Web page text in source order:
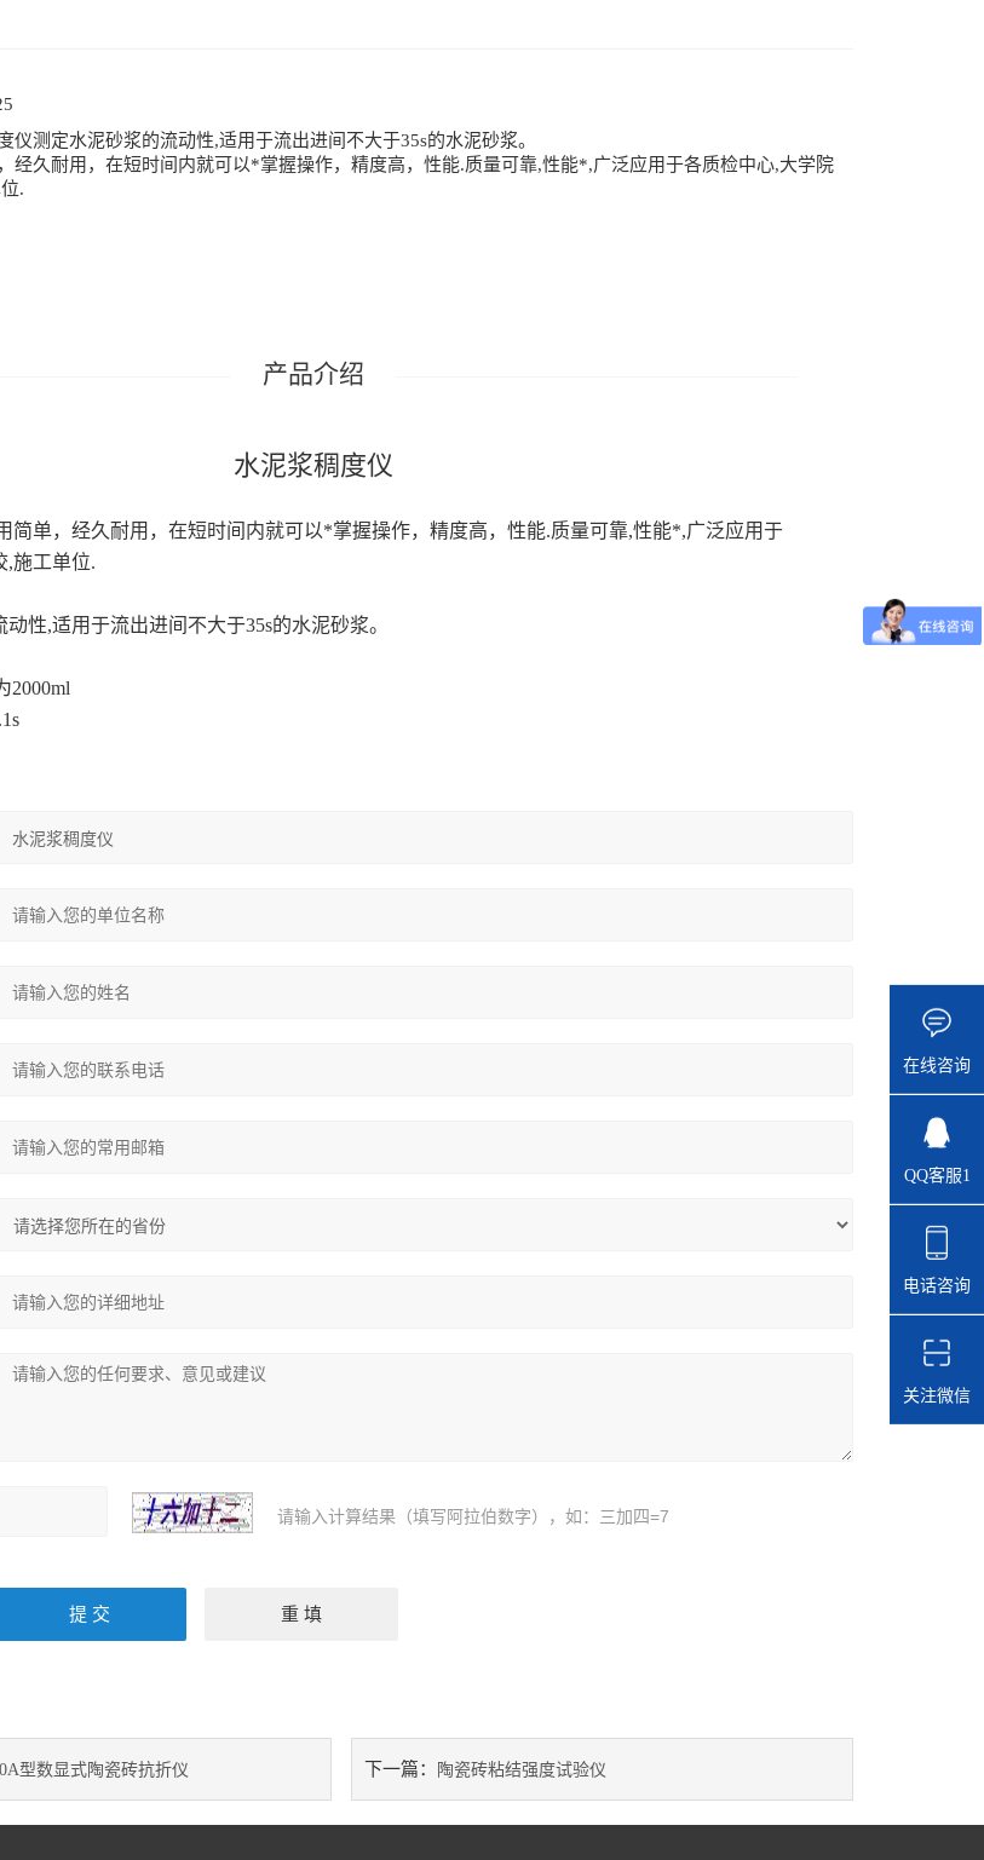
仪测定水泥砂浆的流动性,适用于流出进间不大于35s的水泥砂浆。
经久耐用，在短时间内就可以*掌握操作，精度高，性能.质量可靠,性能*,广泛应用于各质检中心,大学院
.
水泥浆稠度仪
简单，经久耐用，在短时间内就可以*掌握操作，精度高，性能.质量可靠,性能*,广泛应用于
,施工单位.
动性,适用于流出进间不大于35s的水泥砂浆。
2000ml
请输入计算结果（填写阿拉伯数字），如：三加四=7
型数显式陶瓷砖抗折仪 下一篇： 陶瓷砖粘结强度试验仪
在线咨询
QQ客服1
电话咨询
关注微信